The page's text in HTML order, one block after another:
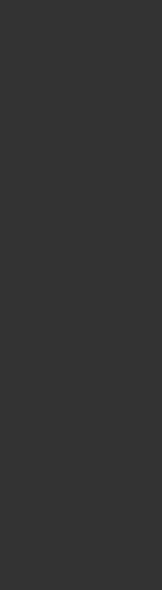
Katepal